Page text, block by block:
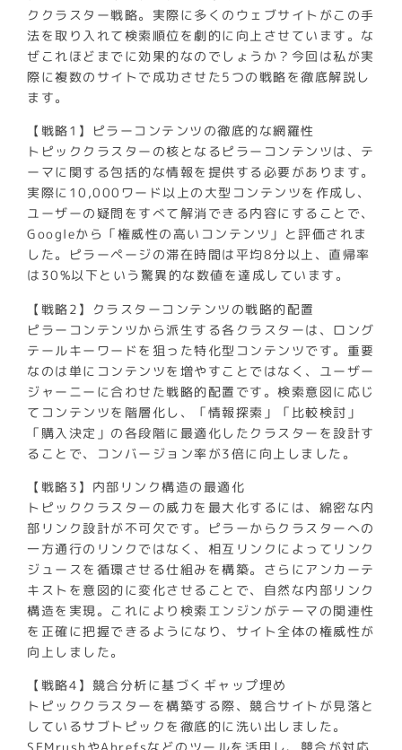
ククラスター戦略。実際に多くのウェブサイトがこの手
法を取り入れて検索順位を劇的に向上させています。な
ぜこれほどまでに効果的なのでしょうか？今回は私が実
際に複数のサイトで成功させた5つの戦略を徹底解説し
ます。
【戦略1】ピラーコンテンツの徹底的な網羅性
トピッククラスターの核となるピラーコンテンツは、テ
ーマに関する包括的な情報を提供する必要があります。
実際に10,000ワード以上の大型コンテンツを作成し、
ユーザーの疑問をすべて解消できる内容にすることで、
Googleから「権威性の高いコンテンツ」と評価されま
した。ピラーページの滞在時間は平均8分以上、直帰率
は30%以下という驚異的な数値を達成しています。
【戦略2】クラスターコンテンツの戦略的配置
ピラーコンテンツから派生する各クラスターは、ロング
テールキーワードを狙った特化型コンテンツです。重要
なのは単にコンテンツを増やすことではなく、ユーザー
ジャーニーに合わせた戦略的配置です。検索意図に応じ
てコンテンツを階層化し、「情報探索」「比較検討」
「購入決定」の各段階に最適化したクラスターを設計す
ることで、コンバージョン率が3倍に向上しました。
【戦略3】内部リンク構造の最適化
トピッククラスターの威力を最大化するには、綿密な内
部リンク設計が不可欠です。ピラーからクラスターへの
一方通行のリンクではなく、相互リンクによってリンク
ジュースを循環させる仕組みを構築。さらにアンカーテ
キストを意図的に変化させることで、自然な内部リンク
構造を実現。これにより検索エンジンがテーマの関連性
を正確に把握できるようになり、サイト全体の権威性が
向上しました。
【戦略4】競合分析に基づくギャップ埋め
トピッククラスターを構築する際、競合サイトが見落と
しているサブトピックを徹底的に洗い出しました。